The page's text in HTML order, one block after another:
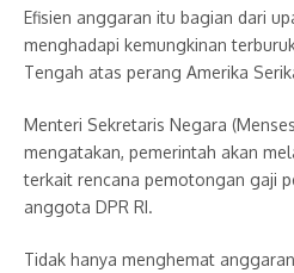
Efisien anggaran itu bagian dari
menghadapi kemungkinan
Tengah atas perang Amerika
Menteri Sekretaris Negara
mengatakan, pemerintah akan
terkait rencana pemotongan gaji
anggota DPR RI.
Tidak hanya menghemat